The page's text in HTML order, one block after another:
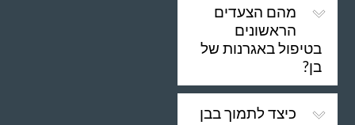
מהם הצעדים
הראשונים
בטיפול באגרנות של
בן?
כיצד לתמוך בבן